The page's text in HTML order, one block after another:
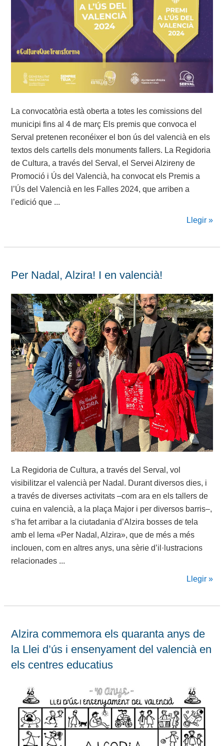
La convocatòria està oberta a totes les comissions del
municipi fins al 4 de març Els premis que convoca el
Serval pretenen reconéixer el bon ús del valencià en els
textos dels cartells dels monuments fallers. La Regidoria
de Cultura, a través del Serval, el Servei Alzireny de
Promoció i Ús del Valencià, ha convocat els Premis a
l’Ús del Valencià en les Falles 2024, que arriben a
l’edició que ...
Llegir »
Per Nadal, Alzira! I en valencià!
La Regidoria de Cultura, a través del Serval, vol
visibilitzar el valencià per Nadal. Durant diversos dies, i
a través de diverses activitats –com ara en els tallers de
cuina en valencià, a la plaça Major i per diversos barris–,
s’ha fet arribar a la ciutadania d’Alzira bosses de tela
amb el lema «Per Nadal, Alzira», que de més a més
inclouen, com en altres anys, una sèrie d’il·lustracions
relacionades ...
Llegir »
Alzira commemora els quaranta anys de
la Llei d’ús i ensenyament del valencià en
els centres educatius